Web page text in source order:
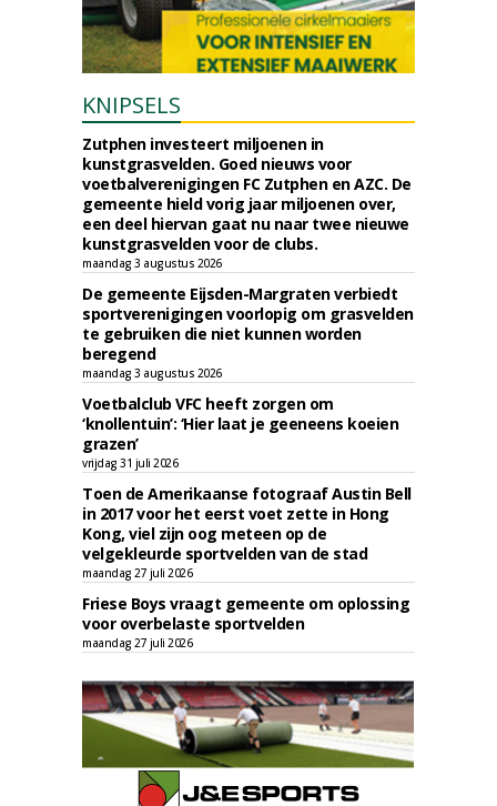
KNIPSELS
Zutphen investeert miljoenen in
kunstgrasvelden. Goed nieuws voor
voetbalverenigingen FC Zutphen en AZC. De
gemeente hield vorig jaar miljoenen over,
een deel hiervan gaat nu naar twee nieuwe
kunstgrasvelden voor de clubs.
maandag 3 augustus 2026
De gemeente Eijsden-Margraten verbiedt
sportverenigingen voorlopig om grasvelden
te gebruiken die niet kunnen worden
beregend
maandag 3 augustus 2026
Voetbalclub VFC heeft zorgen om
‘knollentuin’: ‘Hier laat je geeneens koeien
grazen’
vrijdag 31 juli 2026
Toen de Amerikaanse fotograaf Austin Bell
in 2017 voor het eerst voet zette in Hong
Kong, viel zijn oog meteen op de
velgekleurde sportvelden van de stad
maandag 27 juli 2026
Friese Boys vraagt gemeente om oplossing
voor overbelaste sportvelden
maandag 27 juli 2026